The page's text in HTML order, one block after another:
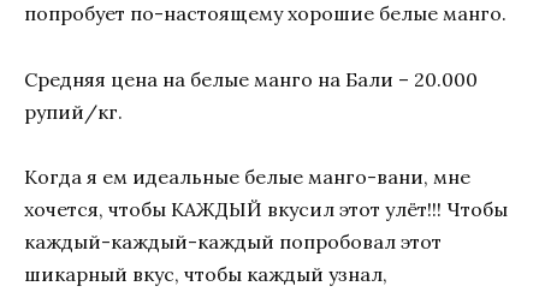
попробует по-настоящему хорошие белые манго.
Средняя цена на белые манго на Бали – 20.000
рупий/кг.
Когда я ем идеальные белые манго-вани, мне
хочется, чтобы КАЖДЫЙ вкусил этот улёт!!! Чтобы
каждый-каждый-каждый попробовал этот
шикарный вкус, чтобы каждый узнал,